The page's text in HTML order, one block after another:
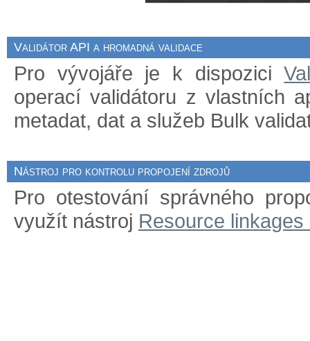
Validátor API a hromadná validace
Pro vývojáře je k dispozici
operací validátoru z vlastních
metadat, dat a služeb Bulk
Nástroj pro kontrolu propojení zdrojů
Pro otestování správného
využít nástroj Resource